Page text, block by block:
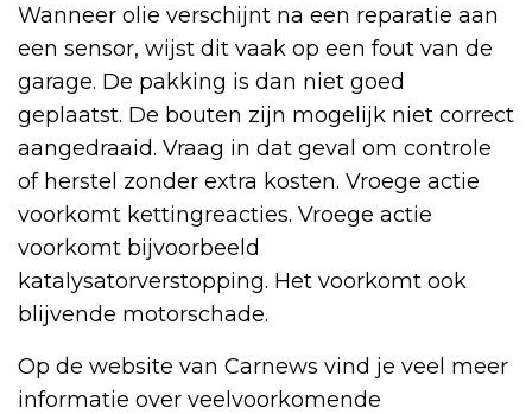
Wanneer olie verschijnt na een reparatie aan
een sensor, wijst dit vaak op een fout van de
garage. De pakking is dan niet goed
geplaatst. De bouten zijn mogelijk niet correct
aangedraaid. Vraag in dat geval om controle
of herstel zonder extra kosten. Vroege actie
voorkomt kettingreacties. Vroege actie
voorkomt bijvoorbeeld
katalysatorverstopping. Het voorkomt ook
blijvende motorschade.
Op de website van Carnews vind je veel meer
informatie over veelvoorkomende